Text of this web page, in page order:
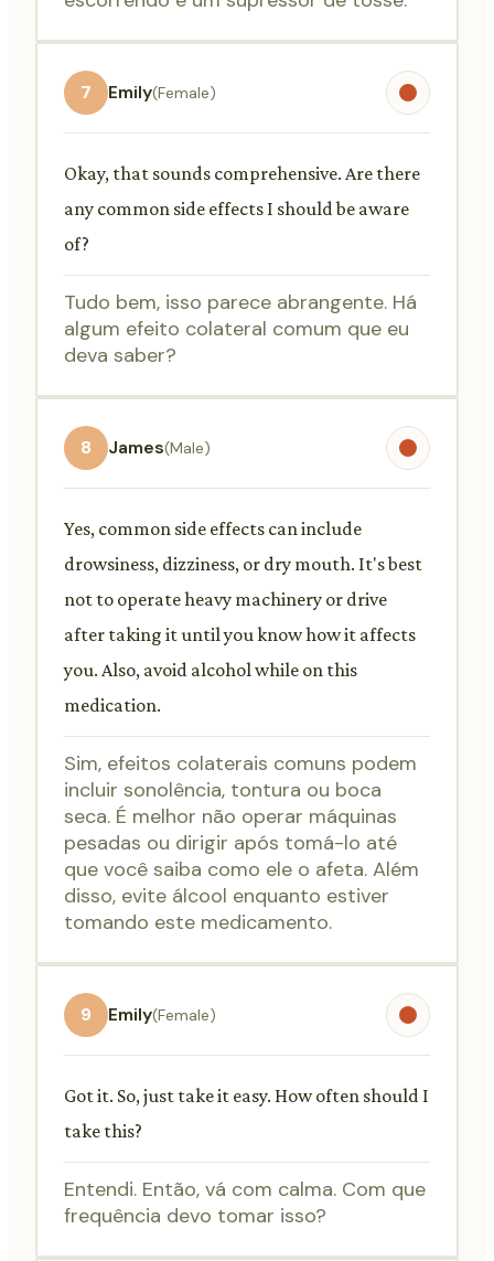
7 Emily(Female)
Okay, that sounds comprehensive. Are there
any common side effects I should be aware
of?
Tudo bem, isso parece abrangente. Há
algum efeito colateral comum que eu
deva saber?
8 James(Male)
Yes, common side effects can include
drowsiness, dizziness, or dry mouth. It's best
not to operate heavy machinery or drive
after taking it until you know how it affects
you. Also, avoid alcohol while on this
medication.
Sim, efeitos colaterais comuns podem
incluir sonolência, tontura ou boca
seca. É melhor não operar máquinas
pesadas ou dirigir após tomá-lo até
que você saiba como ele o afeta. Além
disso, evite álcool enquanto estiver
tomando este medicamento.
9 Emily(Female)
Got it. So, just take it easy. How often should I
take this?
Entendi. Então, vá com calma. Com que
frequência devo tomar isso?